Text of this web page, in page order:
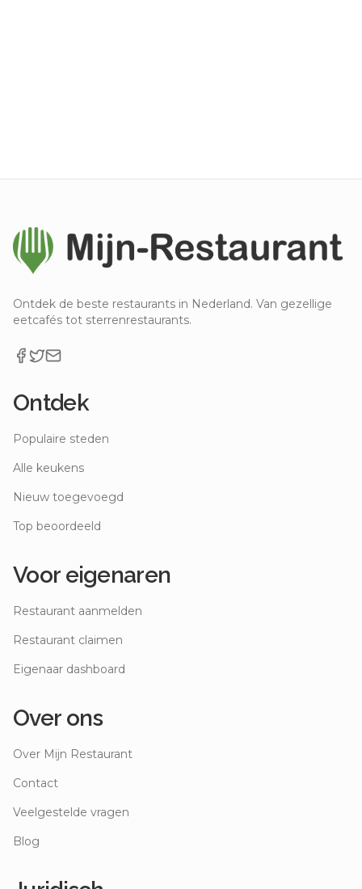
Ontdek de beste restaurants in Nederland. Van gezellige
eetcafés tot sterrenrestaurants.
Ontdek
Populaire steden
Alle keukens
Nieuw toegevoegd
Top beoordeeld
Voor eigenaren
Restaurant aanmelden
Restaurant claimen
Eigenaar dashboard
Over ons
Over Mijn Restaurant
Contact
Veelgestelde vragen
Blog